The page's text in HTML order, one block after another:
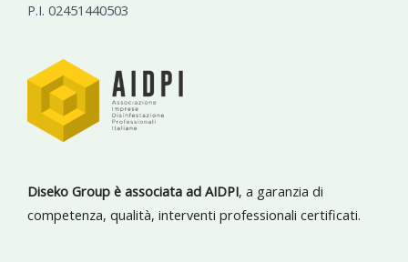
P.I. 02451440503
Diseko Group è associata ad AIDPI, a garanzia di
competenza, qualità, interventi professionali certificati.